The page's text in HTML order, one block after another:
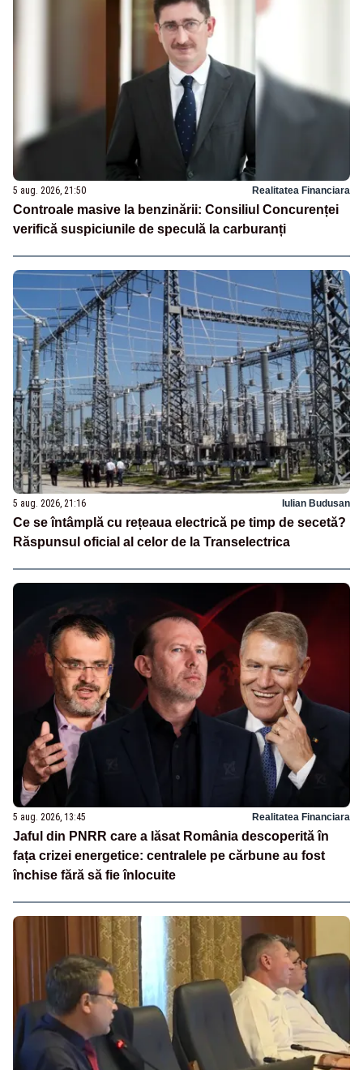
5 aug. 2026, 21:50 Realitatea Financiara
Controale masive la benzinării: Consiliul Concurenței
verifică suspiciunile de speculă la carburanți
5 aug. 2026, 21:16 Iulian Budusan
Ce se întâmplă cu rețeaua electrică pe timp de secetă?
Răspunsul oficial al celor de la Transelectrica
5 aug. 2026, 13:45 Realitatea Financiara
Jaful din PNRR care a lăsat România descoperită în
fața crizei energetice: centralele pe cărbune au fost
închise fără să fie înlocuite